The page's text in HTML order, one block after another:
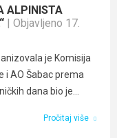
ALPINISTA
| Objavljeno 17.
je Komisija
i AO Šabac prema
dana bio je...
Pročitaj više